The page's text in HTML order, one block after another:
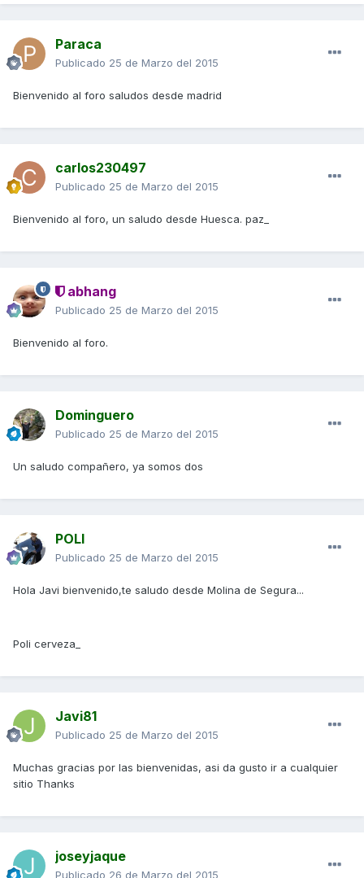
Paraca
Publicado 25 de Marzo del 2015
Bienvenido al foro saludos desde madrid
carlos230497
Publicado 25 de Marzo del 2015
Bienvenido al foro, un saludo desde Huesca. paz_
abhang
Publicado 25 de Marzo del 2015
Bienvenido al foro.
Dominguero
Publicado 25 de Marzo del 2015
Un saludo compañero, ya somos dos
POLI
Publicado 25 de Marzo del 2015
Hola Javi bienvenido,te saludo desde Molina de Segura...
Poli cerveza_
Javi81
Publicado 25 de Marzo del 2015
Muchas gracias por las bienvenidas, asi da gusto ir a cualquier
sitio Thanks
joseyjaque
Publicado 26 de Marzo del 2015